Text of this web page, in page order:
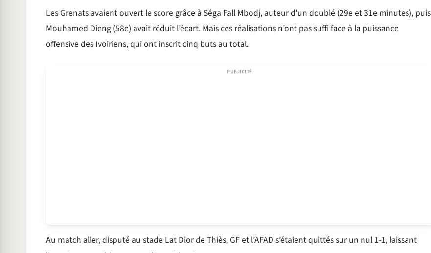
Les Grenats avaient ouvert le score grâce à Séga Fall Mbodj, auteur d’un doublé (29e et 31e minutes), puis
Mouhamed Dieng (58e) avait réduit l’écart. Mais ces réalisations n’ont pas suffi face à la puissance
offensive des Ivoiriens, qui ont inscrit cinq buts au total.
Au match aller, disputé au stade Lat Dior de Thiès, GF et l’AFAD s’étaient quittés sur un nul 1-1, laissant